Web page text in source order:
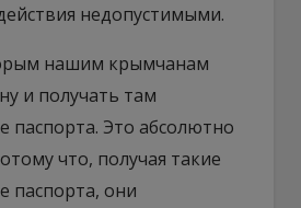
недопустимыми.
нашим крымчанам
и получать там
паспорта. Это абсолютно
что, получая такие
паспорта, они